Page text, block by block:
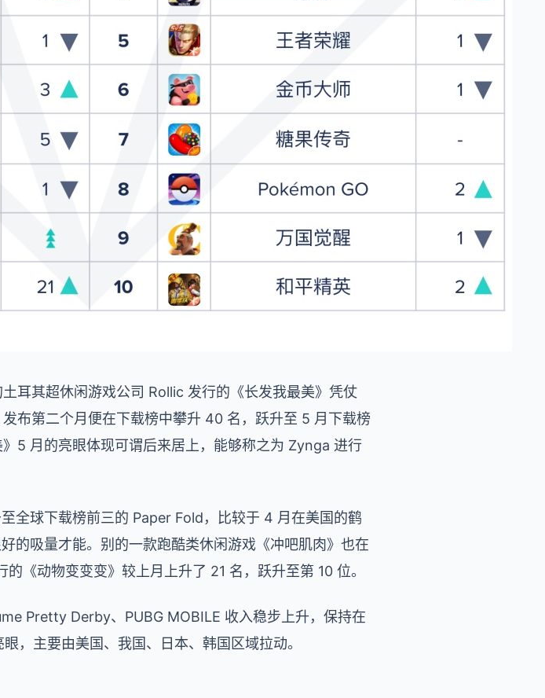
耳其超休闲游戏公司 Rollic 发行的《长发我最美》凭仗
布第二个月便在下载榜中攀升 40 名，跃升至 5 月下载榜
5 月的亮眼体现可谓后来居上，能够称之为 Zynga 进行
全球下载榜前三的 Paper Fold，比较于 4 月在美国的鹤
的吸量才能。别的一款跑酷类休闲游戏《冲吧肌肉》也在
《动物变变变》较上月上升了 21 名，跃升至第 10 位。
Pretty Derby、PUBG MOBILE 收入稳步上升，保持在
，主要由美国、我国、日本、韩国区域拉动。